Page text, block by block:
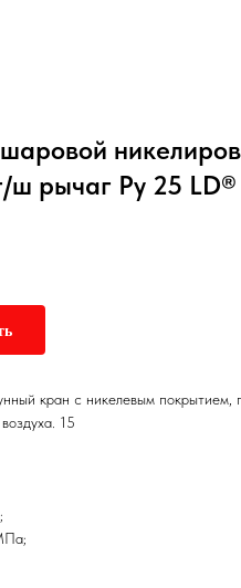
ш рычаг Ру 25
кран с никелевым покрытием,
15